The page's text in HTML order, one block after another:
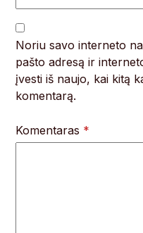
Noriu savo interneto
pašto adresą ir
įvesti iš naujo, kai kitą
komentarą.
Komentaras *